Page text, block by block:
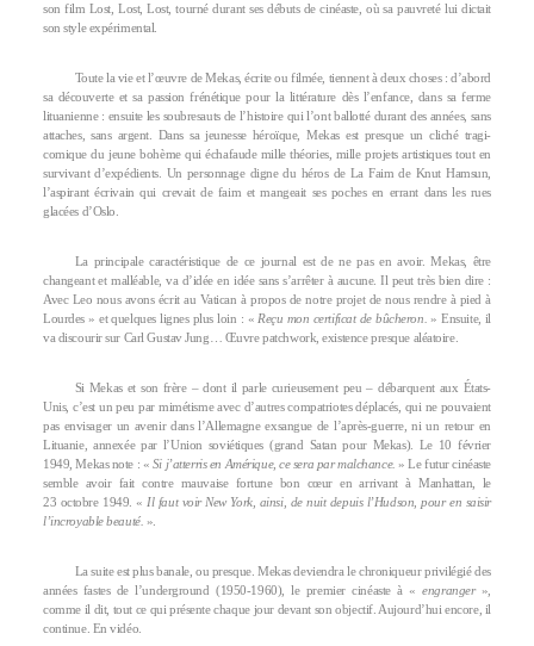
son film Lost, Lost, Lost, tourné durant ses débuts de cinéaste, où sa pauvreté lui dictait
son style expérimental.
Toute la vie et l’œuvre de Mekas, écrite ou filmée, tiennent à deux choses : d’abord
sa découverte et sa passion frénétique pour la littérature dès l’enfance, dans sa ferme
lituanienne : ensuite les soubresauts de l’histoire qui l’ont ballotté durant des années, sans
attaches, sans argent. Dans sa jeunesse héroïque, Mekas est presque un cliché tragi-
comique du jeune bohème qui échafaude mille théories, mille projets artistiques tout en
survivant d’expédients. Un personnage digne du héros de La Faim de Knut Hamsun,
l’aspirant écrivain qui crevait de faim et mangeait ses poches en errant dans les rues
glacées d’Oslo.
La principale caractéristique de ce journal est de ne pas en avoir. Mekas, être
changeant et malléable, va d’idée en idée sans s’arrêter à aucune. Il peut très bien dire :
Avec Leo nous avons écrit au Vatican à propos de notre projet de nous rendre à pied à
Lourdes » et quelques lignes plus loin : « Reçu mon certificat de bûcheron. » Ensuite, il
va discourir sur Carl Gustav Jung… Œuvre patchwork, existence presque aléatoire.
Si Mekas et son frère – dont il parle curieusement peu – débarquent aux États-
Unis, c’est un peu par mimétisme avec d’autres compatriotes déplacés, qui ne pouvaient
pas envisager un avenir dans l’Allemagne exsangue de l’après-guerre, ni un retour en
Lituanie, annexée par l’Union soviétiques (grand Satan pour Mekas). Le 10 février
1949, Mekas note : « Si j’atterris en Amérique, ce sera par malchance. » Le futur cinéaste
semble avoir fait contre mauvaise fortune bon cœur en arrivant à Manhattan, le
23 octobre 1949. « Il faut voir New York, ainsi, de nuit depuis l’Hudson, pour en saisir
l’incroyable beauté. ».
La suite est plus banale, ou presque. Mekas deviendra le chroniqueur privilégié des
années fastes de l’underground (1950-1960), le premier cinéaste à «engranger»,
comme il dit, tout ce qui présente chaque jour devant son objectif. Aujourd’hui encore, il
continue. En vidéo.